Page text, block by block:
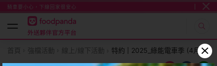
騎車要小心，下線回家很安心
首頁 強檔活動 線上/線下活動 特約 | 2025_綠能電車季 (4月-7月